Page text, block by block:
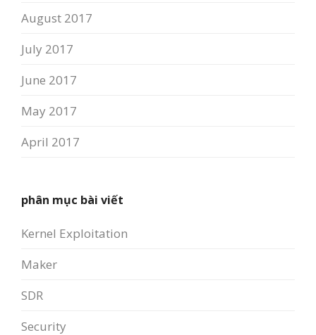
August 2017
July 2017
June 2017
May 2017
April 2017
phân mục bài viết
Kernel Exploitation
Maker
SDR
Security